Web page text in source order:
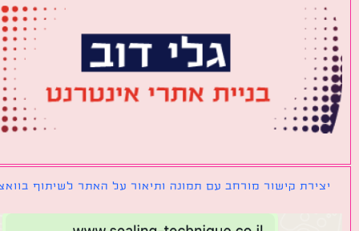
קישור מורחב עם תמונה ותיאור על האתר לשיתוף בוואצאפ